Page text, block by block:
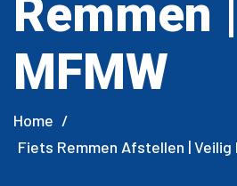
Remmen |
MFMW
Home /
Fiets Remmen Afstellen | Veilig